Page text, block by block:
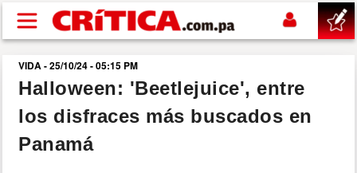
Pasar al contenido principal
buscar
SUCESOS
VIDA - 25/10/24 - 05:15 PM
Halloween: 'Beetlejuice', entre
los disfraces más buscados en
Panamá